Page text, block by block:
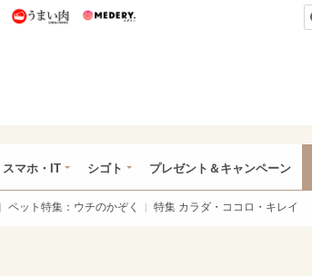
うまいパン うまい肉
スマホ・IT シゴト プレゼント＆キャンペーン
ペット特集：ウチのかぞく 特集 カラダ・ココロ・キレイ